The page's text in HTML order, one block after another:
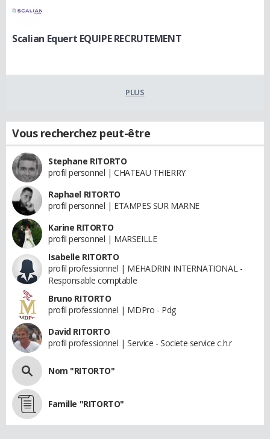
Scalian Equert EQUIPE RECRUTEMENT
PLUS
Vous recherchez peut-être
Stephane RITORTO
profil personnel | CHATEAU THIERRY
Raphael RITORTO
profil personnel | ETAMPES SUR MARNE
Karine RITORTO
profil personnel | MARSEILLE
Isabelle RITORTO
profil professionnel | MEHADRIN INTERNATIONAL -
Responsable comptable
Bruno RITORTO
profil professionnel | MDPro - Pdg
David RITORTO
profil professionnel | Service - Societe service c.h.r
Nom "RITORTO"
Famille "RITORTO"